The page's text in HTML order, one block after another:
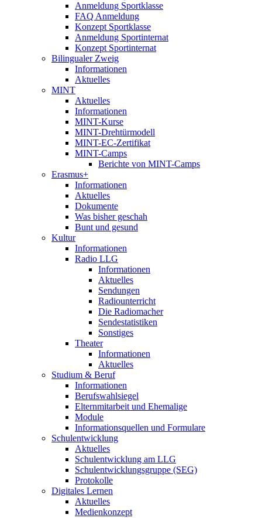
Anmeldung Sportklasse
FAQ Anmeldung
Konzept Sportklasse
Anmeldung Sportinternat
Konzept Sportinternat
Bilingualer Zweig
Informationen
Aktuelles
MINT
Aktuelles
Informationen
MINT-Kurse
MINT-Drehtürmodell
MINT-EC-Zertifikat
MINT-Camps
Berichte von MINT-Camps
Erasmus+
Informationen
Aktuelles
Dokumente
Was bisher geschah
Bunt und gesund
Kultur
Informationen
Radio LLG
Informationen
Aktuelles
Sendungen
Radiounterricht
Die Radiomacher
Sendestatistiken
Sonstiges
Theater
Informationen
Aktuelles
Studium & Beruf
Informationen
Berufswahlsiegel
Elternmitarbeit und Ehemalige
Module
Informationsquellen und Formulare
Schulentwicklung
Aktuelles
Schulentwicklung am LLG
Schulentwicklungsgruppe (SEG)
Protokolle
Digitales Lernen
Aktuelles
Medienkonzept